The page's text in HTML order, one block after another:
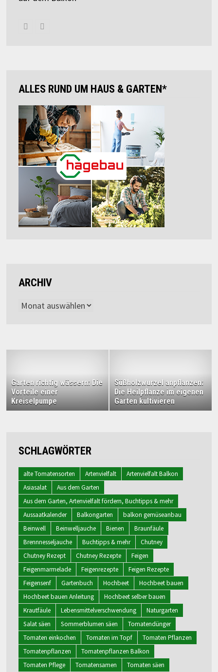
ALLES RUND UM HAUS & GARTEN*
ARCHIV
Archiv
Garten richtig wässern: Die
Vorteile einer
Kreiselpumpe
Süßholzwurzel anpflanzen:
Die Heilpflanze im eigenen
Garten kultivieren
SCHLAGWÖRTER
alte Tomatensorten Artenvielfalt
Artenvielfalt Balkon
Asiasalat
Aus dem Garten
Aus dem Garten, Artenvielfalt fördern, Buchtipps & mehr
Aussaatkalender
Balkongarten
balkon gemüseanbau
Beinwell
Beinwelljauche Bienen
Braunfäule
Brennnesseljauche
Buchtipps & mehr
Chutney
Chutney Rezept
Chutney Rezepte
Feigen
Feigenmarmelade
Feigenrezepte
Feigen Rezepte
Feigensenf
Gartenbuch Hochbeet
Hochbeet bauen
Hochbeet bauen Anleitung
Hochbeet selber bauen
Krautfäule
Lebensmittelverschwendung
Naturgarten
Salat säen
Sommerblumen säen
Tomatendünger
Tomaten einkochen
Tomaten im Topf
Tomaten Pflanzen
Tomatenpflanzen
Tomatenpflanzen Balkon
Tomaten Pflege
Tomatensamen Tomaten säen